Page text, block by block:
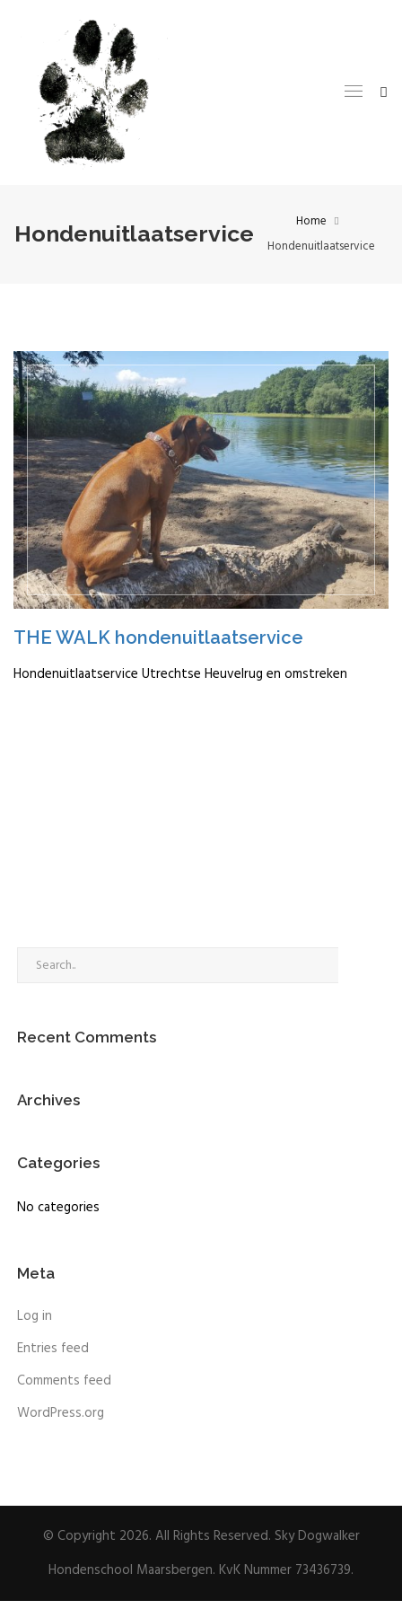
Hondenuitlaatservice
Home
Hondenuitlaatservice
THE WALK hondenuitlaatservice
Hondenuitlaatservice Utrechtse Heuvelrug en omstreken
Recent Comments
Archives
Categories
No categories
Meta
Log in
Entries feed
Comments feed
WordPress.org
© Copyright 2026. All Rights Reserved. Sky Dogwalker
Hondenschool Maarsbergen. KvK Nummer 73436739.